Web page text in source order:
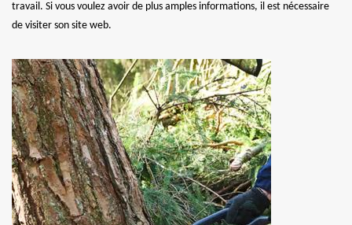
travail. Si vous voulez avoir de plus amples informations, il est nécessaire
de visiter son site web.